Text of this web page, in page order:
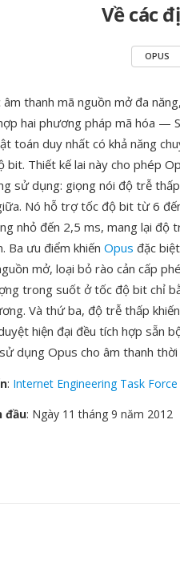
Về các
OPUS
thanh mã nguồn mở đa
hai phương pháp mã hóa —
toán duy nhất có khả năng
bit. Thiết kế lai này cho phép
sử dụng: giọng nói độ trễ
Nó hỗ trợ tốc độ bit từ 6
nhỏ đến 2,5 ms, mang lại
Ba ưu điểm khiến Opus đặc
mở, loại bỏ rào cản cấp
trong suốt ở tốc độ bit chỉ
Và thứ ba, độ trễ thấp
hiện đại đều tích hợp sẵn
dụng Opus cho âm thanh
: Internet Engineering Task Force
đầu: Ngày 11 tháng 9 năm 2012